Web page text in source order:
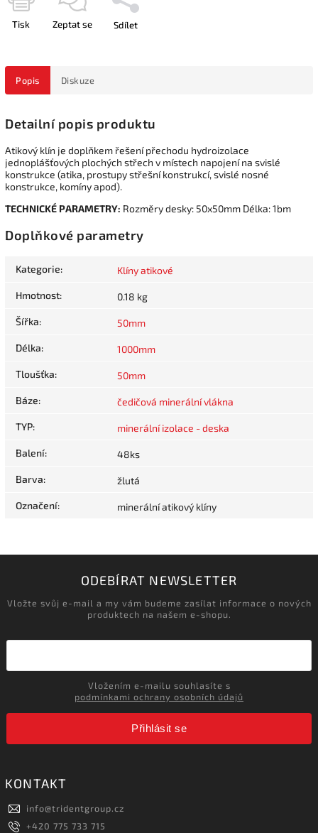
Tisk Zeptat se Sdílet
Popis Diskuze
Detailní popis produktu
Atikový klín je doplňkem řešení přechodu hydroizolace
jednoplášťových plochých střech v místech napojení na svislé
konstrukce (atika, prostupy střešní konstrukcí, svislé nosné
konstrukce, komíny apod).
TECHNICKÉ PARAMETRY: Rozměry desky: 50x50mm Délka: 1bm
Doplňkové parametry
Kategorie: Klíny atikové
Hmotnost: 0.18 kg
Šířka: 50mm
Délka: 1000mm
Tloušťka: 50mm
Báze: čedičová minerální vlákna
TYP: minerální izolace - deska
Balení: 48ks
Barva: žlutá
Označení: minerální atikový klíny
ODEBÍRAT NEWSLETTER
Vložte svůj e-mail a my vám budeme zasílat informace o nových
produktech na našem e-shopu.
podmínkami ochrany osobních údajů
Přihlásit se
KONTAKT
info@tridentgroup.cz
+420 775 733 715